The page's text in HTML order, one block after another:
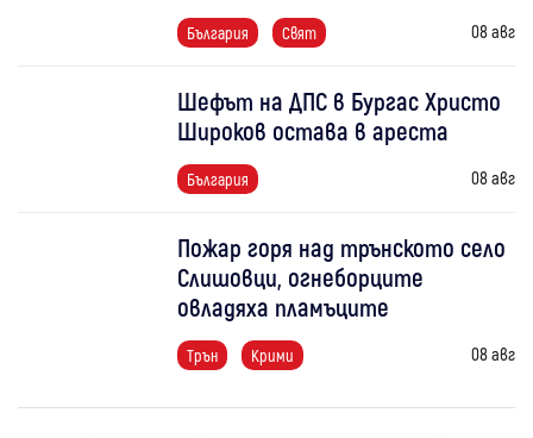
България Свят 08 авг
Шефът на ДПС в Бургас Христо
Широков остава в ареста
България 08 авг
Пожар горя над трънското село
Слишовци, огнеборците
овладяха пламъците
Трън Крими 08 авг